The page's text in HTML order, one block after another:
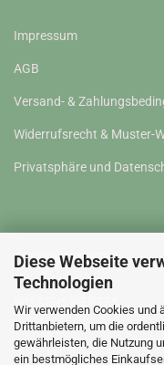
Diese Webseite
Technologien
Wir verwenden Cookies und
Drittanbietern, um die
gewährleisten, die Nutzung
ein bestmögliches
Impressum
AGB
Versand- &
Widerrufsrecht & Muster-
Privatsphäre und
WISSENSWERTES
WISSENSWERTES
Kontakt